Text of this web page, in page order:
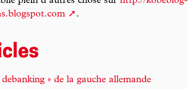
.
» de la gauche allemande